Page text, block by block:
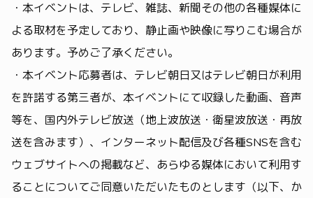
・本イベントは、テレビ、雑誌、新聞その他の各種媒体に
よる取材を予定しており、静止画や映像に写りこむ場合が
あります。予めご了承ください。
・本イベント応募者は、テレビ朝日又はテレビ朝日が利用
を許諾する第三者が、本イベントにて収録した動画、音声
等を、国内外テレビ放送（地上波放送・衛星波放送・再放
送を含みます）、インターネット配信及び各種SNSを含む
ウェブサイトへの掲載など、あらゆる媒体において利用す
ることについてご同意いただいたものとします（以下、か